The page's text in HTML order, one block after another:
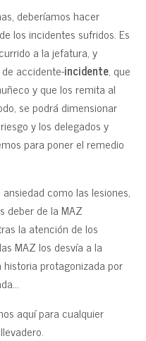
deberíamos hacer
los incidentes sufridos. Es
a la jefatura, y
accidente-incidente, que
y que los remita al
se podrá dimensionar
y los delegados y
para poner el remedio
como las lesiones,
deber de la MAZ
la atención de los
MAZ los desvía a la
protagonizada por
aquí para cualquier